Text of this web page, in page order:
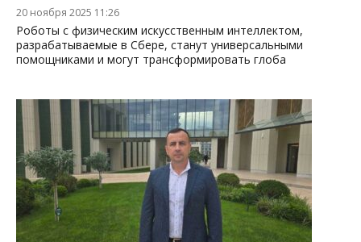
20 ноября 2025 11:26
Роботы с физическим искусственным интеллектом,
разрабатываемые в Сбере, станут универсальными
помощниками и могут трансформировать глоба